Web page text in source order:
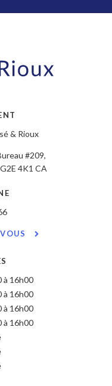
& Rioux
#209
G2E 4K1 CA
à 16h00
à 16h00
à 16h00
à 16h00